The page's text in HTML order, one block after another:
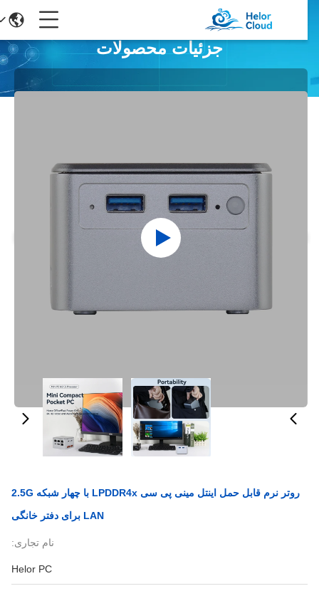
جزئیات محصولات
روتر نرم قابل حمل اینتل مینی پی سی LPDDR4x با چهار شبکه 2.5G
LAN برای دفتر خانگی
نام تجاری:
Helor PC